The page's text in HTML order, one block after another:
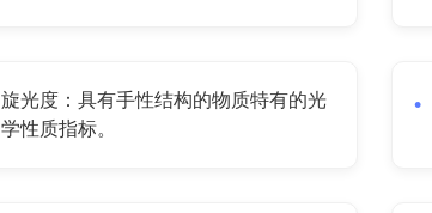
旋光度：具有手性结构的物质特有的光
学性质指标。